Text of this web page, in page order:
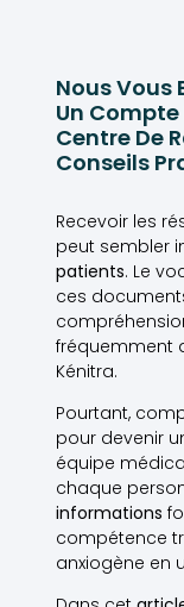
Nous Vous
Un Compte
Centre De
Conseils
Recevoir les
peut sembler
patients. Le
ces
fréquemment
Kénitra.
Pourtant,
pour devenir
équipe
chaque
informations
compétence
anxiogène en